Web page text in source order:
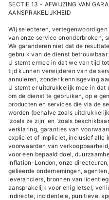
SECTIE 13 - AFWIJZING VAN
AANSPRAKELIJKHEID
Wij selecteren,
van onze service ononderbroken,
We garanderen niet dat de
gebruik van de dienst betrouwbaar
U stemt ermee in dat we van tijd
tijd kunnen verwijderen van de
annuleren, zonder kennisgeving
U stemt er uitdrukkelijk mee in dat
om de dienst te gebruiken, op
producten en services die via de
worden (behalve zoals
'zoals ze zijn' en 'zoals
verklaring, garanties van
expliciet of impliciet, inclusief alle
voorwaarden van
voor een bepaald doel,
Inflation-London, onze
gelieerde ondernemingen,
leveranciers, bronnen van
aansprakelijk voor enig letsel,
indirecte, incidentele, punitieve,